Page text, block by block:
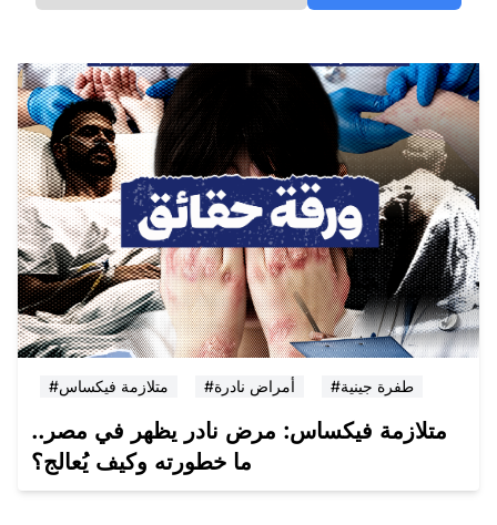
#متلازمة فيكساس #أمراض نادرة #طفرة جينية
متلازمة فيكساس: مرض نادر يظهر في مصر..
ما خطورته وكيف يُعالج؟